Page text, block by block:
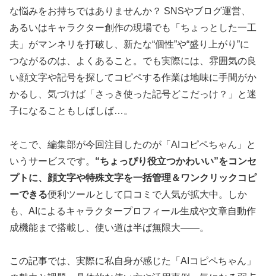
な悩みをお持ちではありませんか？ SNSやブログ運営、
あるいはキャラクター創作の現場でも「ちょっとした一工
夫」がマンネリを打破し、新たな“個性”や“盛り上がり”に
つながるのは、よくあること。でも実際には、雰囲気の良
い顔文字や記号を探してコピペする作業は地味に手間がか
かるし、気づけば「さっき使った記号どこだっけ？」と迷
子になることもしばしば…。
そこで、編集部が今回注目したのが「AIコピペちゃん」と
いうサービスです。 “ちょっぴり役立つかわいい”をコンセ
プトに、顔文字や特殊文字を一括管理＆ワンクリックコピ
ーできる便利ツールとして口コミで人気が拡大中。しか
も、AIによるキャラクタープロフィール生成や文章自動作
成機能まで搭載し、使い道は半ば無限大――。
この記事では、実際に私自身が感じた「AIコピペちゃん」